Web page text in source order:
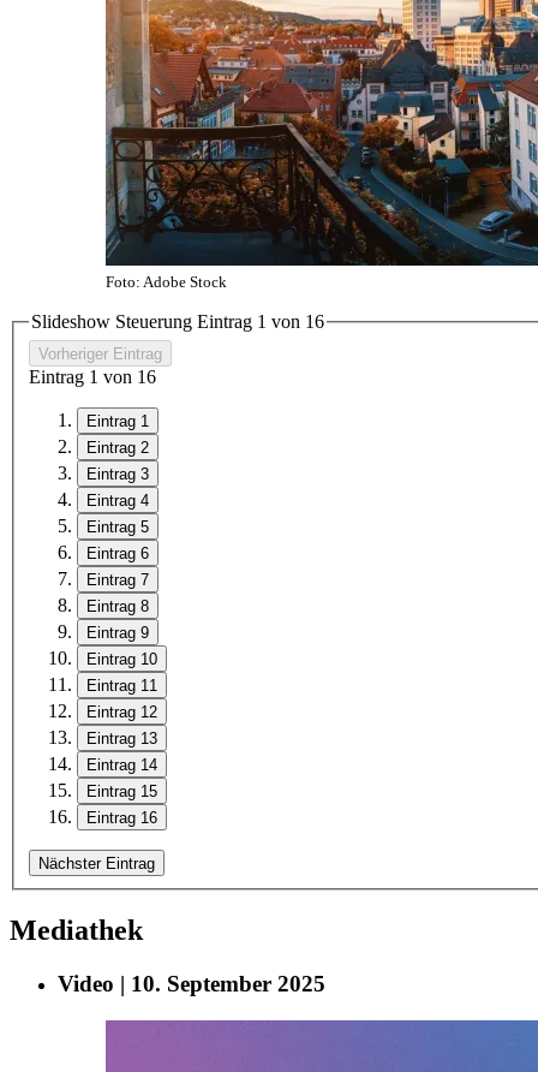
Foto: Adobe Stock
Slideshow Steuerung Eintrag 1 von 16
Vorheriger Eintrag
Eintrag 1 von 16
Eintrag 1
Eintrag 2
Eintrag 3
Eintrag 4
Eintrag 5
Eintrag 6
Eintrag 7
Eintrag 8
Eintrag 9
Eintrag 10
Eintrag 11
Eintrag 12
Eintrag 13
Eintrag 14
Eintrag 15
Eintrag 16
Nächster Eintrag
Mediathek
Video | 10. September 2025